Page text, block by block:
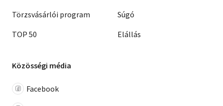
Törzsvásárlói program
TOP 50
Súgó
Elállás
Közösségi média
Facebook